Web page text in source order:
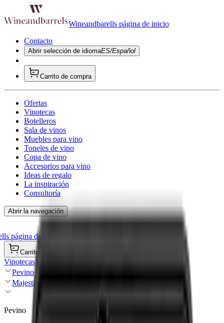
Wineandbarells página de inicio
Contacto
Abrir selección de idiomaES/Español
Carrito de compra
Ofertas
Vinotecas
Botelleros
Sala de vinos
Muebles para vino
Toneles de vino
Copa de vino
Accesorios para vino
Ideas de regalo
La inspiración
Consultoría
Abrir la navegación
página de inicio
Carrito de compra
Vinotecas
Pevino
Majestic
Pevino